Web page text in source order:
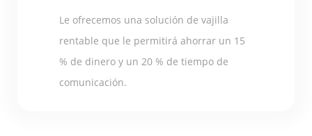
Le ofrecemos una solución de vajilla
rentable que le permitirá ahorrar un 15
% de dinero y un 20 % de tiempo de
comunicación.